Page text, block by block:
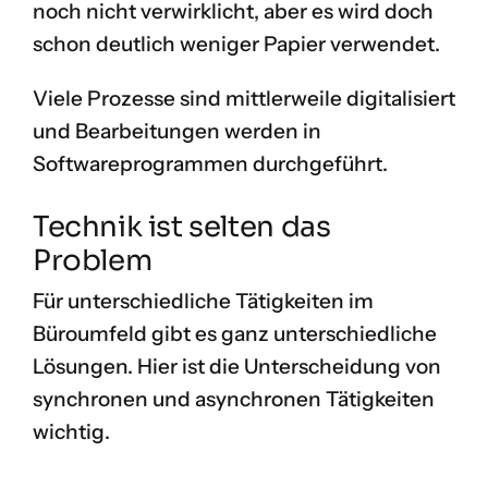
noch nicht verwirklicht, aber es wird doch
schon deutlich weniger Papier verwendet.
Viele Prozesse sind mittlerweile digitalisiert
und Bearbeitungen werden in
Softwareprogrammen durchgeführt.
Technik ist selten das
Problem
Für unterschiedliche Tätigkeiten im
Büroumfeld gibt es ganz unterschiedliche
Lösungen. Hier ist die Unterscheidung von
synchronen und asynchronen Tätigkeiten
wichtig.